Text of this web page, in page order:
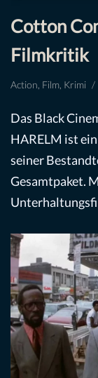
Cotton
Filmkritik
Action Film Krimi
Das Black
HARELM ist
seiner
Gesamtpaket.